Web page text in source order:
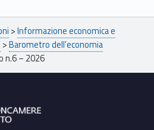
>Informazione economica e
>Barometro dell'economia
n.6 – 2026